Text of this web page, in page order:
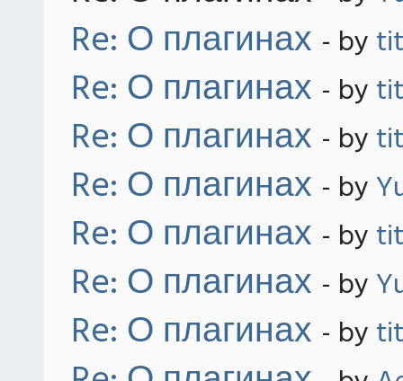
Re: О плагинах - by tit
Re: О плагинах - by tit
Re: О плагинах - by tit
Re: О плагинах - by
Re: О плагинах - by tit
Re: О плагинах - by
Re: О плагинах - by tit